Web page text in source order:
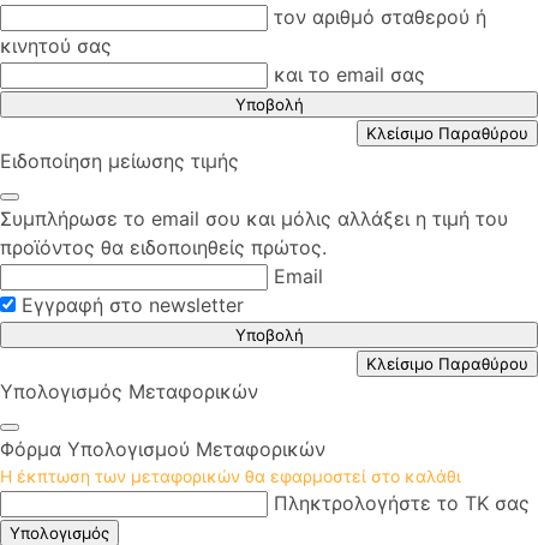
τον αριθμό σταθερού ή
κινητού σας
και το email σας
Υποβολή
Κλείσιμο Παραθύρου
Ειδοποίηση μείωσης τιμής
Συμπλήρωσε το email σου και μόλις αλλάξει η τιμή του
προϊόντος θα ειδοποιηθείς πρώτος.
Email
Εγγραφή στο newsletter
Υποβολή
Κλείσιμο Παραθύρου
Υπολογισμός Μεταφορικών
Φόρμα Υπολογισμού Μεταφορικών
Η έκπτωση των μεταφορικών θα εφαρμοστεί στο καλάθι
Πληκτρολογήστε το ΤΚ σας
Υπολογισμός